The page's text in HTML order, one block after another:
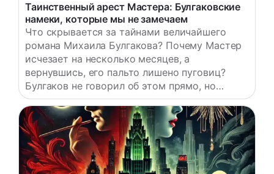
Таинственный арест Мастера: Булгаковские
намеки, которые мы не замечаем
Что скрывается за тайнами величайшего
романа Михаила Булгакова? Почему Мастер
исчезает на несколько месяцев, а
вернувшись, его пальто лишено пуговиц?
Булгаков не говорил об этом прямо, но
каждый намек в тексте вызывает
напряжение и тревогу. Зачем писателю
понадобилось использовать эзопов язык,
когда речь шла о судьбе главного героя?
Сегодня мы разгадаем эти скрытые знаки и
докажем — Мастер был арестован.…